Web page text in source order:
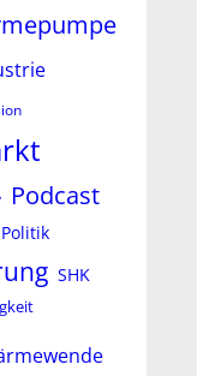
Podcast
Politik
SHK